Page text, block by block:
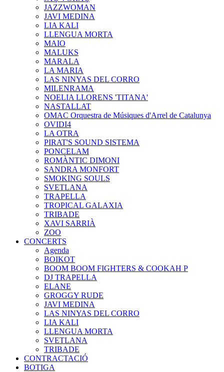
JAZZWOMAN
JAVI MEDINA
LIA KALI
LLENGUA MORTA
MAIO
MALUKS
MARALA
LA MARIA
LAS NINYAS DEL CORRO
MILENRAMA
NOELIA LLORENS 'TITANA'
NASTALLAT
OMAC Orquestra de Músiques d'Arrel de Catalunya
OVIDI4
LA OTRA
PIRAT'S SOUND SISTEMA
PONCELAM
ROMÀNTIC DIMONI
SANDRA MONFORT
SMOKING SOULS
SVETLANA
TRAPELLA
TROPICAL GALAXIA
TRIBADE
XAVI SARRIÀ
ZOO
CONCERTS
Agenda
BOIKOT
BOOM BOOM FIGHTERS & COOKAH P
DJ TRAPELLA
ELANE
GROGGY RUDE
JAVI MEDINA
LAS NINYAS DEL CORRO
LIA KALI
LLENGUA MORTA
SVETLANA
TRIBADE
CONTRACTACIÓ
BOTIGA